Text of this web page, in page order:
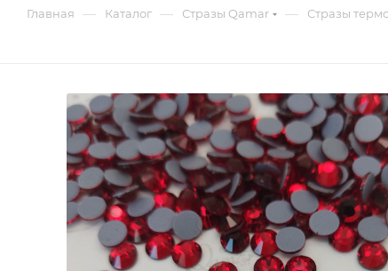
Главная — Каталог — Стразы Qamar — Стразы